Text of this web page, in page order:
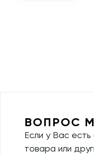
ВОПРОС
Если у Вас
товара или